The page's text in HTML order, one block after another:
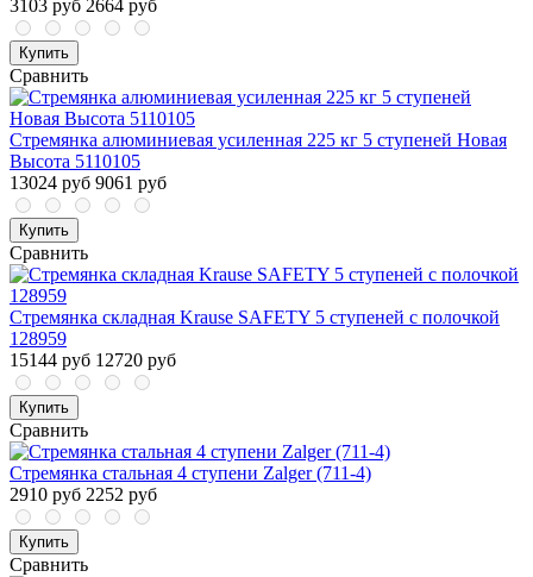
3103 руб 2664 руб
Купить
Сравнить
Стремянка алюминиевая усиленная 225 кг 5 ступеней Новая
Высота 5110105
13024 руб 9061 руб
Купить
Сравнить
Стремянка складная Krause SAFETY 5 ступеней с полочкой
128959
15144 руб 12720 руб
Купить
Сравнить
Стремянка стальная 4 ступени Zalger (711-4)
2910 руб 2252 руб
Купить
Сравнить